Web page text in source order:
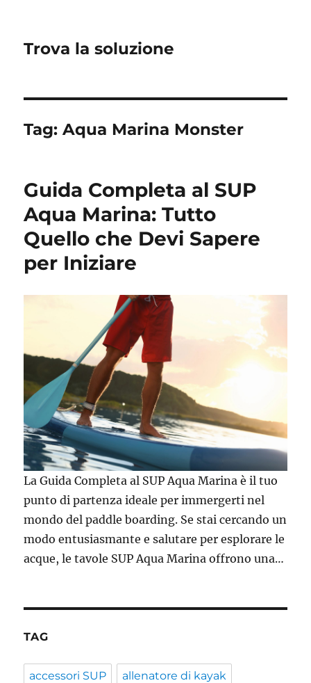
Trova la soluzione
Tag:Aqua Marina Monster
Guida Completa al SUP
Aqua Marina: Tutto
Quello che Devi Sapere
per Iniziare
La Guida Completa al SUP Aqua Marina è il tuo
punto di partenza ideale per immergerti nel
mondo del paddle boarding. Se stai cercando un
modo entusiasmante e salutare per esplorare le
acque, le tavole SUP Aqua Marina offrono una…
TAG
accessori SUP allenatore di kayak